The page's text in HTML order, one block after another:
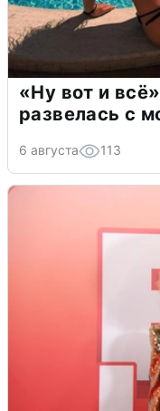
«Ну вот и
развелась с
6 августа 113